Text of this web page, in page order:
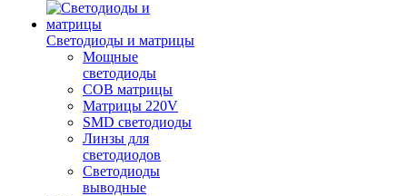
Светодиоды и матрицы
Мощные
светодиоды
COB матрицы
Матрицы 220V
SMD светодиоды
Линзы для
светодиодов
Светодиоды
выводные